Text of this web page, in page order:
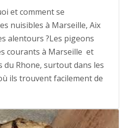
et comment se
nuisibles à Marseille, Aix
alentours ?Les pigeons
courants à Marseille et
du Rhone, surtout dans les
ils trouvent facilement de